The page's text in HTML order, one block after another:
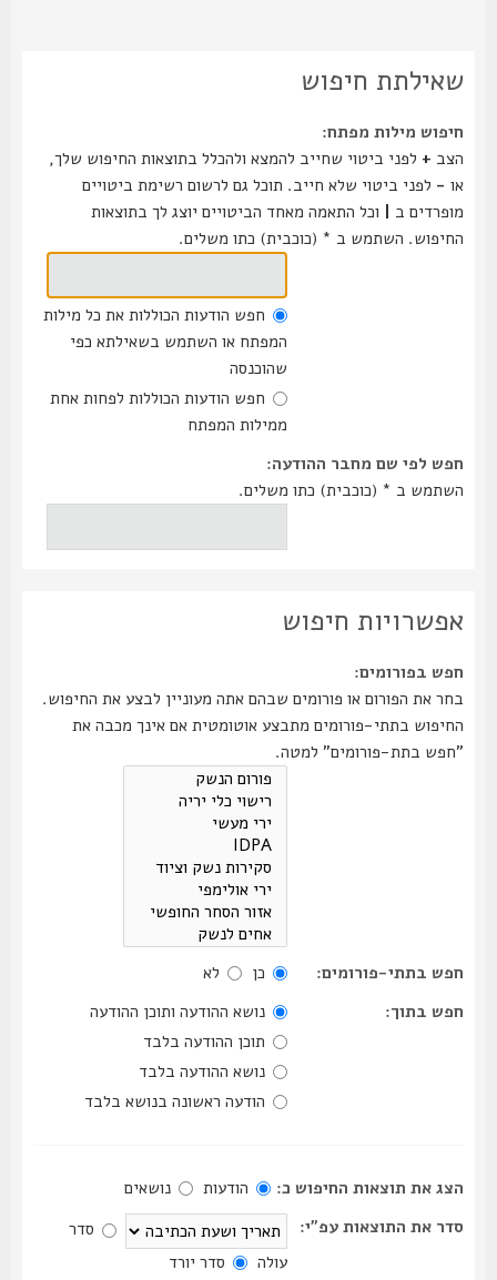
שאילתת חיפוש
חיפוש מילות מפתח:
+לפני ביטוי שחייב להמצא ולהכלל בתוצאות החיפוש שלך,
לפני ביטוי שלא חייב. תוכל גם לרשום רשימת ביטויים
מופרדים ב|וכל התאמה מאחד הביטויים יוצג לך בתוצאות
החיפוש. השתמש ב * (כוכבית) כתו משלים.
חפש הודעות הכוללות את כל מילות
המפתח או השתמש בשאילתא כפי
שהוכנסה
חפש הודעות הכוללות לפחות אחת
ממילות המפתח
חפש לפי שם מחבר ההודעה:
השתמש ב * (כוכבית) כתו משלים.
אפשרויות חיפוש
חפש בפורומים:
בחר את הפורום או פורומים שבהם אתה מעוניין לבצע את החיפוש.
החיפוש בתתי-פורומים מתבצע אוטומטית אם אינך מכבה את
"חפש בתת-פורומים" למטה.
חפש בתתי-פורומים: כן
לא
חפש בתוך:
נושא ההודעה ותוכן ההודעה
תוכן ההודעה בלבד
נושא ההודעה בלבד
הודעה ראשונה בנושא בלבד
הצג את תוצאות החיפוש כ: הודעות
נושאים
סדר את התוצאות עפ"י:
סדר
סדר יורד